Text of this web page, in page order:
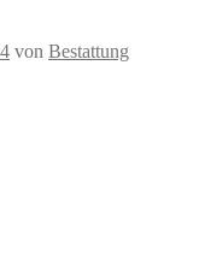
von Bestattung